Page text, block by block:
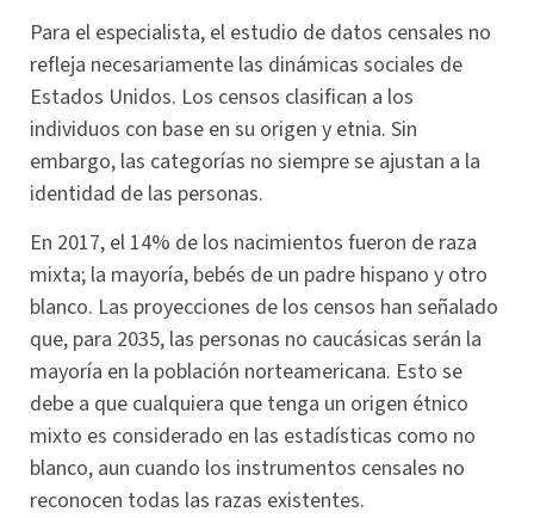
Para el especialista, el estudio de datos censales no
refleja necesariamente las dinámicas sociales de
Estados Unidos. Los censos clasifican a los
individuos con base en su origen y etnia. Sin
embargo, las categorías no siempre se ajustan a la
identidad de las personas.
En 2017, el 14% de los nacimientos fueron de raza
mixta; la mayoría, bebés de un padre hispano y otro
blanco. Las proyecciones de los censos han señalado
que, para 2035, las personas no caucásicas serán la
mayoría en la población norteamericana. Esto se
debe a que cualquiera que tenga un origen étnico
mixto es considerado en las estadísticas como no
blanco, aun cuando los instrumentos censales no
reconocen todas las razas existentes.